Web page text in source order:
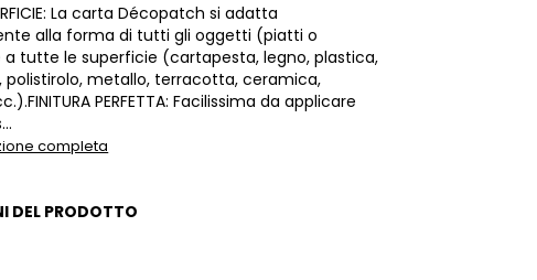
La carta Décopatch si adatta
alla forma di tutti gli oggetti (piatti o
a tutte le superficie (cartapesta, legno, plastica,
polistirolo, metallo, terracotta, ceramica,
PERFETTA: Facilissima da applicare
completa
DEL PRODOTTO